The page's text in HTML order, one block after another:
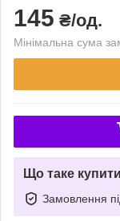
145 ₴/од.
Мінімальна сума
Що таке
Замовлення